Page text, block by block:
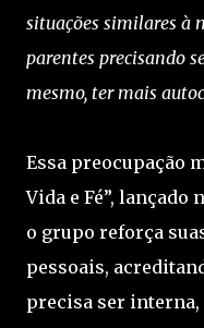
situações similares à
parentes precisando
mesmo, ter mais
Essa preocupação
Vida e Fé”, lançado
o grupo reforça
pessoais,
precisa ser interna,